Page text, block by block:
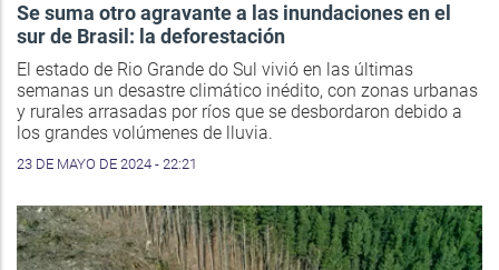
Se suma otro agravante a las inundaciones en el
sur de Brasil: la deforestación
El estado de Rio Grande do Sul vivió en las últimas
semanas un desastre climático inédito, con zonas urbanas
y rurales arrasadas por ríos que se desbordaron debido a
los grandes volúmenes de lluvia.
23 DE MAYO DE 2024 - 22:21